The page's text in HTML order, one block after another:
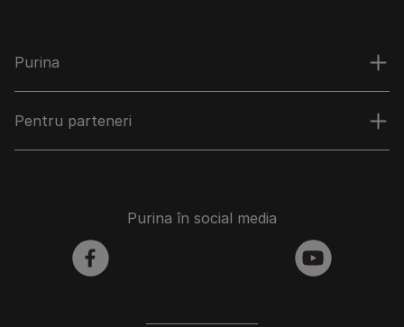
Purina
Pentru parteneri
Purina în social media
facebook youtube